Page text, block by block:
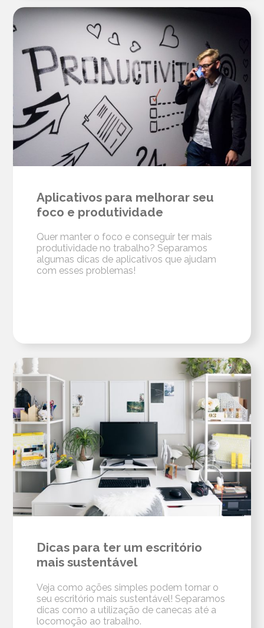
Aplicativos para melhorar seu
foco e produtividade
Quer manter o foco e conseguir ter mais
produtividade no trabalho? Separamos
algumas dicas de aplicativos que ajudam
com esses problemas!
Dicas para ter um escritório
mais sustentável
Veja como ações simples podem tornar o
seu escritório mais sustentável! Separamos
dicas como a utilização de canecas até a
locomoção ao trabalho.